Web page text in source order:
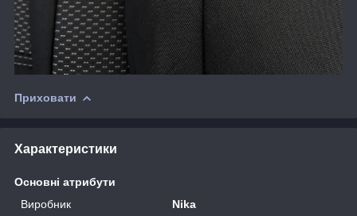
Приховати
Характеристики
Основні атрибути
Виробник
Nika